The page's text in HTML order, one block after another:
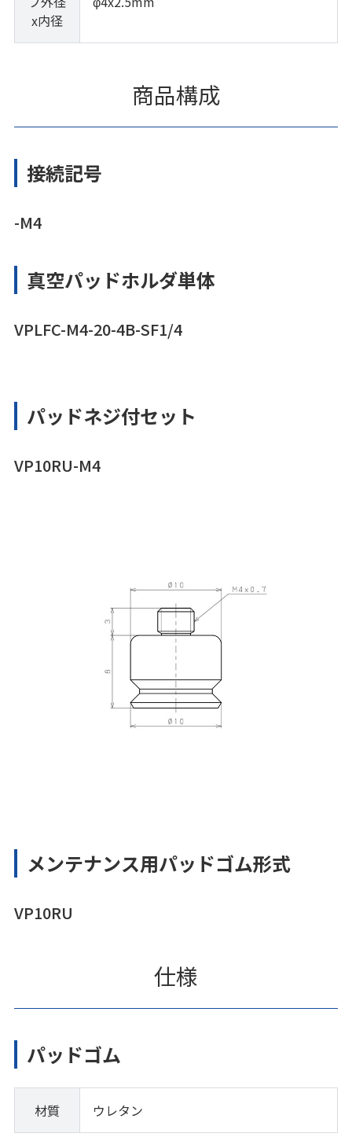
x内径
商品構成
接続記号
-M4
真空パッドホルダ単体
VPLFC-M4-20-4B-SF1/4
パッドネジ付セット
VP10RU-M4
メンテナンス用パッドゴム形式
VP10RU
仕様
パッドゴム
材質 ウレタン